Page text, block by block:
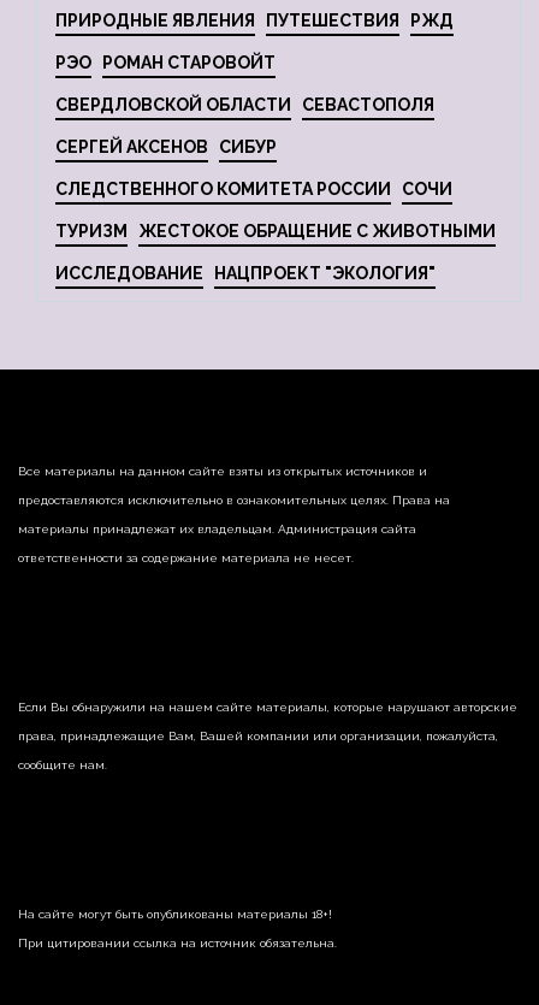
ПРИРОДНЫЕ ЯВЛЕНИЯ ПУТЕШЕСТВИЯ РЖД
РЭО РОМАН СТАРОВОЙТ
СВЕРДЛОВСКОЙ ОБЛАСТИ СЕВАСТОПОЛЯ
СЕРГЕЙ АКСЕНОВ СИБУР
СЛЕДСТВЕННОГО КОМИТЕТА РОССИИ СОЧИ
ТУРИЗМ ЖЕСТОКОЕ ОБРАЩЕНИЕ С ЖИВОТНЫМИ
ИССЛЕДОВАНИЕ НАЦПРОЕКТ "ЭКОЛОГИЯ"
Все материалы на данном сайте взяты из открытых источников и
предоставляются исключительно в ознакомительных целях. Права на
материалы принадлежат их владельцам. Администрация сайта
ответственности за содержание материала не несет.
Если Вы обнаружили на нашем сайте материалы, которые нарушают авторские
права, принадлежащие Вам, Вашей компании или организации, пожалуйста,
сообщите нам.
На сайте могут быть опубликованы материалы 18+!
При цитировании ссылка на источник обязательна.